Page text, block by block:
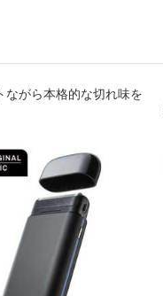
ながら本格的な切れ味を